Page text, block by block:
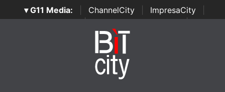
▾ G11 Media: ChannelCity ImpresaCity
SecurityOpenLab | Italian Channel Awards | Italian
Italian Security Awards